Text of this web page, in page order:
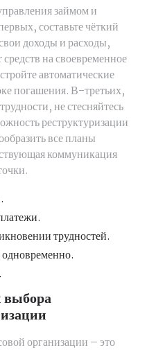
займом и
составьте чёткий
доходы и расходы,
на своевременное
автоматические
погашения. В-третьих,
не стесняйтесь
реструктуризации
все планы
коммуникация
трудностей.
одновременно.
выбора
организации – это